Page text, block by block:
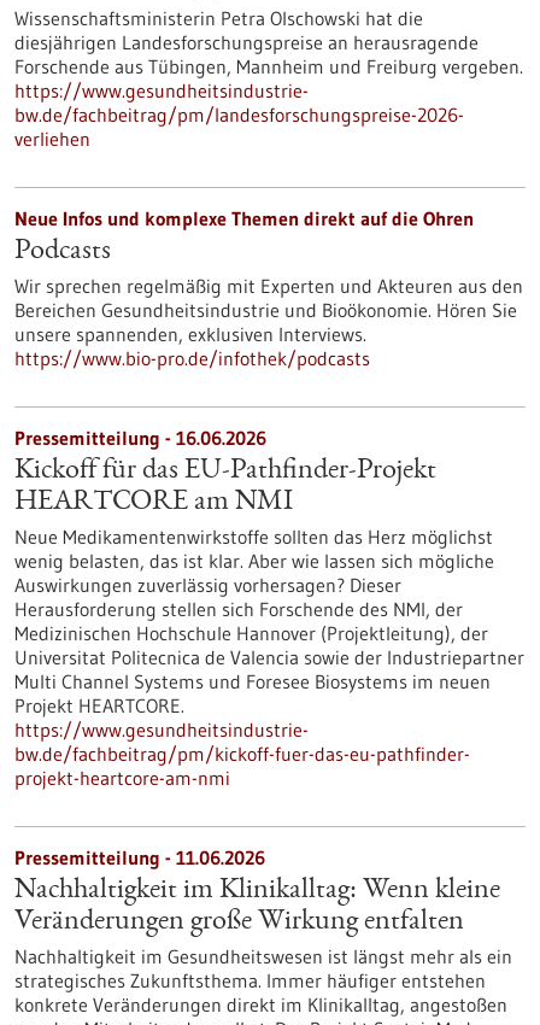
Wissenschaftsministerin Petra Olschowski hat die
diesjährigen Landesforschungspreise an herausragende
Forschende aus Tübingen, Mannheim und Freiburg vergeben.
https://www.gesundheitsindustrie-
bw.de/fachbeitrag/pm/landesforschungspreise-2026-
verliehen
Neue Infos und komplexe Themen direkt auf die Ohren
Podcasts
Wir sprechen regelmäßig mit Experten und Akteuren aus den
Bereichen Gesundheitsindustrie und Bioökonomie. Hören Sie
unsere spannenden, exklusiven Interviews.
https://www.bio-pro.de/infothek/podcasts
Pressemitteilung - 16.06.2026
Kickoff für das EU-Pathfinder-Projekt
HEARTCORE am NMI
Neue Medikamentenwirkstoffe sollten das Herz möglichst
wenig belasten, das ist klar. Aber wie lassen sich mögliche
Auswirkungen zuverlässig vorhersagen? Dieser
Herausforderung stellen sich Forschende des NMI, der
Medizinischen Hochschule Hannover (Projektleitung), der
Universitat Politecnica de Valencia sowie der Industriepartner
Multi Channel Systems und Foresee Biosystems im neuen
Projekt HEARTCORE.
https://www.gesundheitsindustrie-
bw.de/fachbeitrag/pm/kickoff-fuer-das-eu-pathfinder-
projekt-heartcore-am-nmi
Pressemitteilung - 11.06.2026
Nachhaltigkeit im Klinikalltag: Wenn kleine
Veränderungen große Wirkung entfalten
Nachhaltigkeit im Gesundheitswesen ist längst mehr als ein
strategisches Zukunftsthema. Immer häufiger entstehen
konkrete Veränderungen direkt im Klinikalltag, angestoßen